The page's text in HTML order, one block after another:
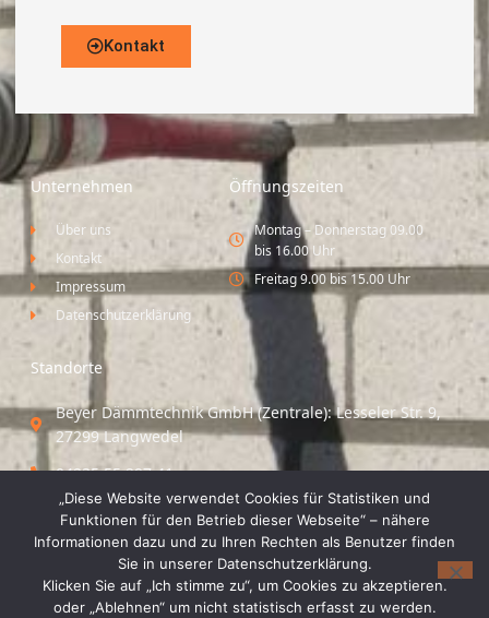
Kontakt
Unternehmen
Über uns
Kontakt
Impressum
Datenschutzerklärung
Öffnungszeiten
Montag – Donnerstag 09.00
bis 16.00 Uhr
Freitag 9.00 bis 15.00 Uhr
Standorte
Beyer Dämmtechnik GmbH (Zentrale): Lesseler Str. 9,
27299 Langwedel
04235 55 297 41
Standort Vechta / Minden: Osloer Straße 21 49377
Vechta
04441 8 89 93 40
„Diese Website verwendet Cookies für Statistiken und
Funktionen für den Betrieb dieser Webseite“ – nähere
Informationen dazu und zu Ihren Rechten als Benutzer finden
Sie in unserer Datenschutzerklärung.
Klicken Sie auf „Ich stimme zu“, um Cookies zu akzeptieren.
oder „Ablehnen“ um nicht statistisch erfasst zu werden.